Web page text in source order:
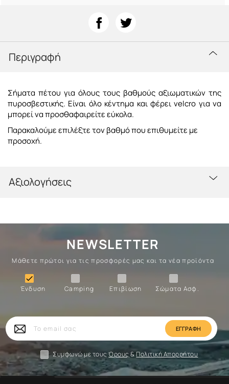
Περιγραφή
Σήματα πέτου για όλους τους βαθμούς αξιωματικών της
πυροσβεστικής. Είναι όλο κέντημα και φέρει velcro για να
μπορεί να προσθαφαιρείτε εύκολα.
Παρακαλούμε επιλέξτε τον βαθμό που επιθυμείτε με
προσοχή.
Αξιολογήσεις
NEWSLETTER
Μάθετε πρώτοι για τις προσφορές μας και τα νέα προϊόντα
Σώματα Ασφ.
Επιβίωση
Camping
Ένδυση

Ένδυση
Το
email
σας
Συμφωνώ με τουςΌρους &Πολιτική Απορρήτου